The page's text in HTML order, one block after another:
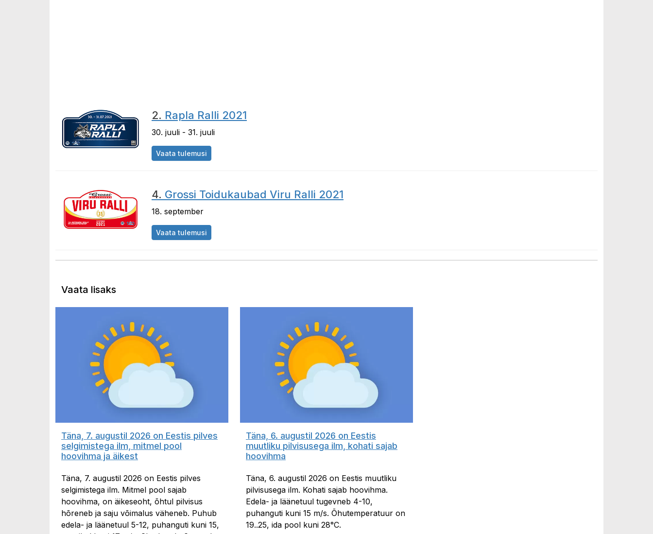
2. Rapla Ralli 2021
30. juuli - 31. juuli
Vaata tulemusi
4. Grossi Toidukaubad Viru Ralli 2021
18. september
Vaata tulemusi
Vaata lisaks
Täna, 7. augustil 2026 on Eestis pilves
selgimistega ilm, mitmel pool
hoovihma ja äikest
Täna, 7. augustil 2026 on Eestis pilves
selgimistega ilm. Mitmel pool sajab
hoovihma, on äikeseoht, õhtul pilvisus
hõreneb ja saju võimalus väheneb. Puhub
edela- ja läänetuul 5-12, puhanguti kuni 15,
Täna, 6. augustil 2026 on Eestis
muutliku pilvisusega ilm, kohati sajab
hoovihma
Täna, 6. augustil 2026 on Eestis muutliku
pilvisusega ilm. Kohati sajab hoovihma.
Edela- ja läänetuul tugevneb 4-10,
puhanguti kuni 15 m/s. Õhutemperatuur on
19..25, ida pool kuni 28°C.